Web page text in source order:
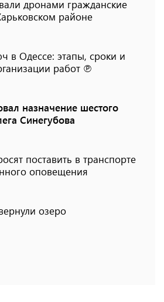
дронами гражданские
районе
в Одессе: этапы, сроки и
работ ℗
назначение шестого
Синегубова
поставить в транспорте
оповещения
озеро